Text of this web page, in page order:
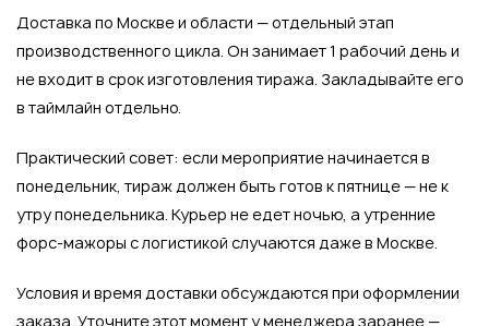
Доставка по Москве и области — отдельный этап
производственного цикла. Он занимает 1 рабочий день и
не входит в срок изготовления тиража. Закладывайте его
в таймлайн отдельно.
Практический совет: если мероприятие начинается в
понедельник, тираж должен быть готов к пятнице — не к
утру понедельника. Курьер не едет ночью, а утренние
форс-мажоры с логистикой случаются даже в Москве.
Условия и время доставки обсуждаются при оформлении
заказа. Уточните этот момент у менеджера заранее —